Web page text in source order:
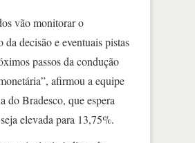
vão monitorar o
da decisão e eventuais pistas
passos da condução
afirmou a equipe
do Bradesco, que espera
elevada para 13,75%.